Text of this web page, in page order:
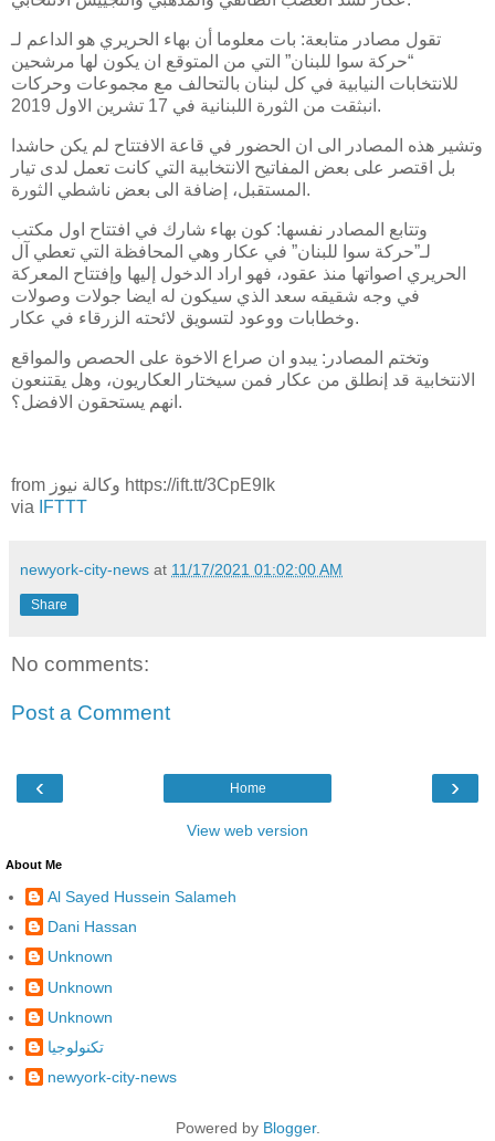
تقول مصادر متابعة: بات معلوما أن بهاء الحريري هو الداعم لـ
“حركة سوا للبنان” التي من المتوقع ان يكون لها مرشحين
للانتخابات النيابية في كل لبنان بالتحالف مع مجموعات وحركات
انبثقت من الثورة اللبنانية في 17 تشرين الاول 2019.
وتشير هذه المصادر الى ان الحضور في قاعة الافتتاح لم يكن حاشدا
بل اقتصر على بعض المفاتيح الانتخابية التي كانت تعمل لدى تيار
المستقبل، إضافة الى بعض ناشطي الثورة.
وتتابع المصادر نفسها: كون بهاء شارك في افتتاح اول مكتب
لـ”حركة سوا للبنان” في عكار وهي المحافظة التي تعطي آل
الحريري اصواتها منذ عقود، فهو اراد الدخول إليها وإفتتاح المعركة
في وجه شقيقه سعد الذي سيكون له ايضا جولات وصولات
وخطابات ووعود لتسويق لائحته الزرقاء في عكار.
وتختم المصادر: يبدو ان صراع الاخوة على الحصص والمواقع
الانتخابية قد إنطلق من عكار فمن سيختار العكاريون، وهل يقتنعون
انهم يستحقون الافضل؟.
from وكالة نيوز https://ift.tt/3CpE9Ik
via
IFTTT
newyork-city-news at 11/17/2021 01:02:00 AM
Share
No comments:
Post a Comment
‹ ›
Home
View web version
About Me
Al Sayed Hussein Salameh
Dani Hassan
Unknown
Unknown
Unknown
تكنولوجيا
newyork-city-news
Powered by Blogger.